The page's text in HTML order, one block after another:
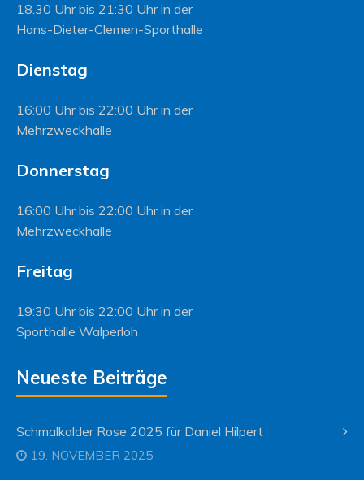
18.30 Uhr bis 21:30 Uhr in der
Hans-Dieter-Clemen-Sporthalle
Dienstag
16:00 Uhr bis 22:00 Uhr in der
Mehrzweckhalle
Donnerstag
16:00 Uhr bis 22:00 Uhr in der
Mehrzweckhalle
Freitag
19:30 Uhr bis 22:00 Uhr in der
Sporthalle Walperloh
Neueste Beiträge
Schmalkalder Rose 2025 für Daniel Hilpert
19. NOVEMBER 2025